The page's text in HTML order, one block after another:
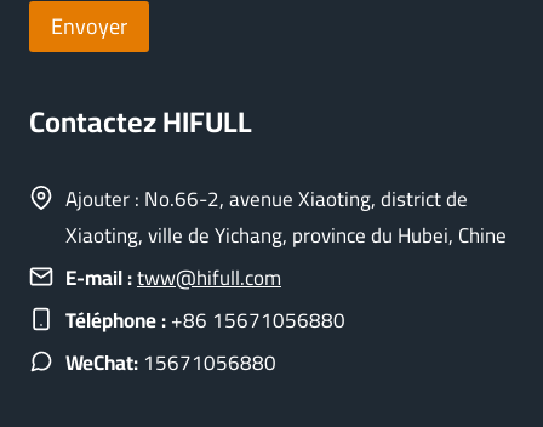
Envoyer
Contactez HIFULL
Ajouter : No.66-2, avenue Xiaoting, district de
Xiaoting, ville de Yichang, province du Hubei, Chine
E-mail :tww@hifull.com
Téléphone :+86 15671056880
WeChat:15671056880